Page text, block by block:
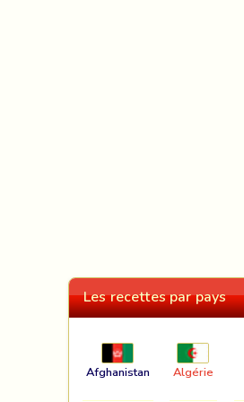
Les recettes par pays
Afghanistan Algérie